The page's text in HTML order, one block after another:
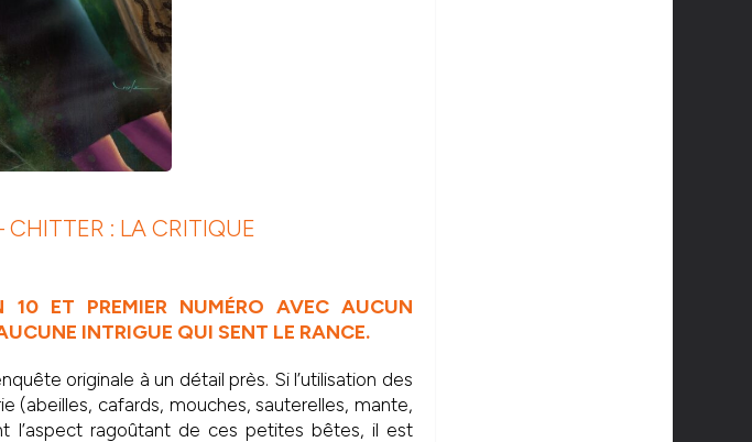
: LA CRITIQUE
10 ET PREMIER NUMÉRO AVEC AUCUN
INTRIGUE QUI SENT LE RANCE.
originale à un détail près. Si l’utilisation des
(abeilles, cafards, mouches, sauterelles, mante,
l’aspect ragoûtant de ces petites bêtes, il est